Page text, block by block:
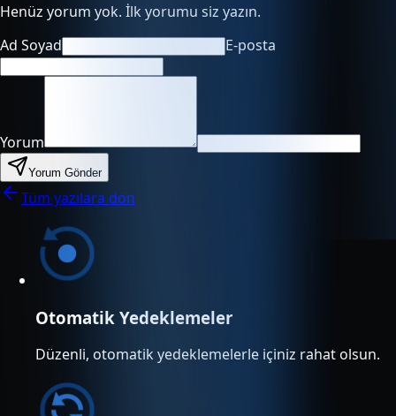
Henüz yorum yok. İlk yorumu siz yazın.
Ad Soyad
E-posta
Yorum
Yorum Gönder
Tüm yazılara dön
Otomatik Yedeklemeler
Düzenli, otomatik yedeklemelerle içiniz rahat olsun.